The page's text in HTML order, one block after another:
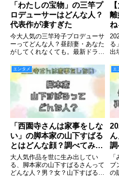
「わたしの宝物」の三竿プ
ロデューサーはどんな人？
代表作が凄すぎた
今大人気の三竿玲子プロデューサ
ーってどんな人？昼顔妻・あなた
がしてくれなくても。最新ドラマ
離
ね
る
出
ま
エンタメ
「西園寺さんは家事をしな
い」の脚本家の山下すばる
とはどんな顔？調べてみ
た！
大人気作品を世に生み出してい
る、脚本家の山下すばるさんって
どんな人？男？女？山下すばるさ
エ
調
ブ
の